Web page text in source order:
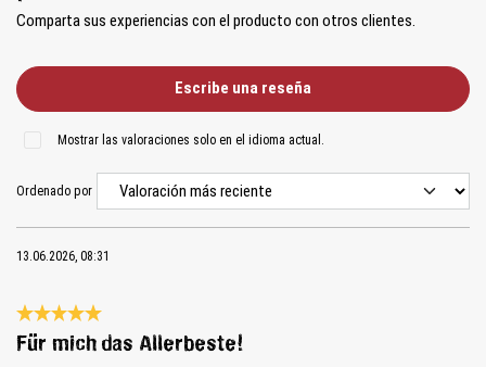
Comparta sus experiencias con el producto con otros clientes.
Escribe una reseña
Mostrar las valoraciones solo en el idioma actual.
Ordenado por
13.06.2026, 08:31
Reseña con calificación de 5 de 5 estrellas
Für mich das Allerbeste!